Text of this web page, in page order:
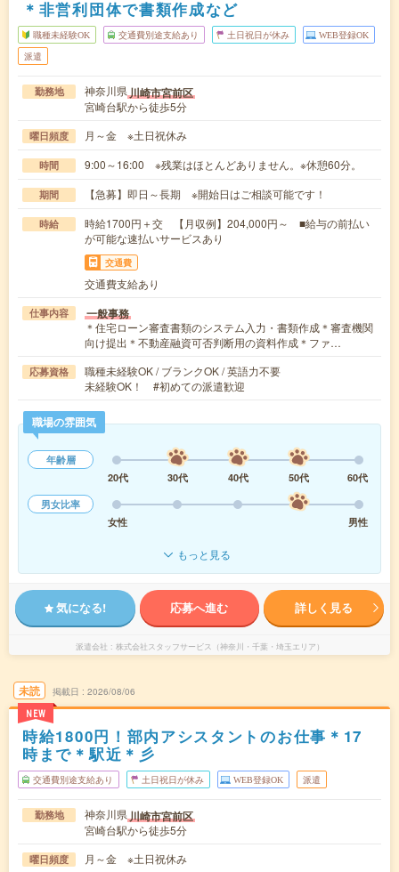
＊非営利団体で書類作成など
職種未経験OK 交通費別途支給あり 土日祝日が休み WEB登録OK
派遣
勤務地 神奈川県川崎市宮前区
宮崎台駅から徒歩5分
曜日頻度 月～金 ※土日祝休み
時間 9:00～16:00 ※残業はほとんどありません。※休憩60分。
期間 【急募】即日～長期 ※開始日はご相談可能です！
時給
時給1700円＋交 【月収例】204,000円～ ■給与の前払い
が可能な速払いサービスあり
交通費
交通費支給あり
仕事内容 一般事務
＊住宅ローン審査書類のシステム入力・書類作成＊審査機関
向け提出＊不動産融資可否判断用の資料作成＊ファ…
応募資格
職種未経験OK / ブランクOK / 英語力不要
未経験OK！ #初めての派遣歓迎
職場の雰囲気
年齢層
20代
30代 40代 50代
60代
男女比率
女性
男性
もっと見る
気になる! 応募へ進む 詳しく見る
派遣会社 株式会社スタッフサービス（神奈川・千葉・埼玉エリア）
未読
NEW
掲載日 2026/08/06
時給1800円！部内アシスタントのお仕事＊17
時まで＊駅近＊彡
交通費別途支給あり 土日祝日が休み WEB登録OK 派遣
勤務地 神奈川県川崎市宮前区
宮崎台駅から徒歩5分
曜日頻度 月～金 ※土日祝休み